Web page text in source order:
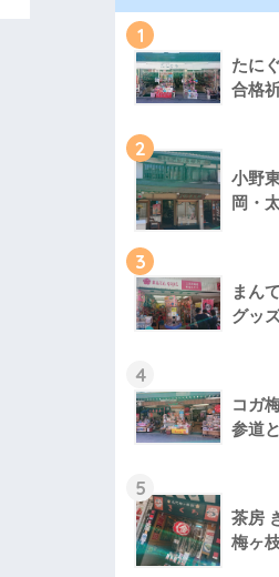
1
たに
合格
2
小野
岡・
3
まん
グッ
4
コガ
参道
5
茶房
梅ヶ